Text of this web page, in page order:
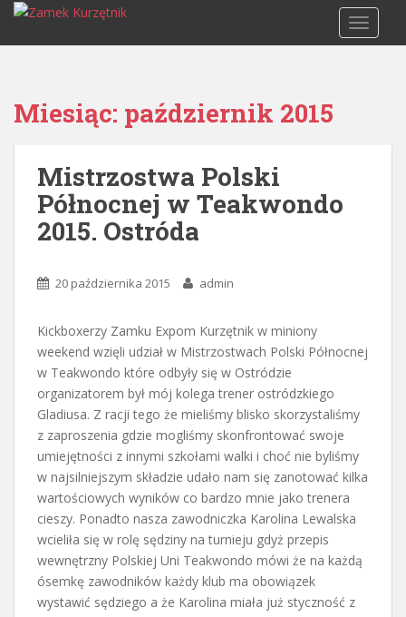
i
Miesiąc: październik 2015
Mistrzostwa Polski
Północnej w Teakwondo
2015. Ostróda
20 października 2015 admin
Kickboxerzy Zamku Expom Kurzętnik w miniony
weekend wzięli udział w Mistrzostwach Polski Północnej
w Teakwondo które odbyły się w Ostródzie
organizatorem był mój kolega trener ostródzkiego
Gladiusa. Z racji tego że mieliśmy blisko skorzystaliśmy
z zaproszenia gdzie mogliśmy skonfrontować swoje
umiejętności z innymi szkołami walki i choć nie byliśmy
w najsilniejszym składzie udało nam się zanotować kilka
wartościowych wyników co bardzo mnie jako trenera
cieszy. Ponadto nasza zawodniczka Karolina Lewalska
wcieliła się w rolę sędziny na turnieju gdyż przepis
wewnętrzny Polskiej Uni Teakwondo mówi że na każdą
ósemkę zawodników każdy klub ma obowiązek
wystawić sędziego a że Karolina miała już styczność z